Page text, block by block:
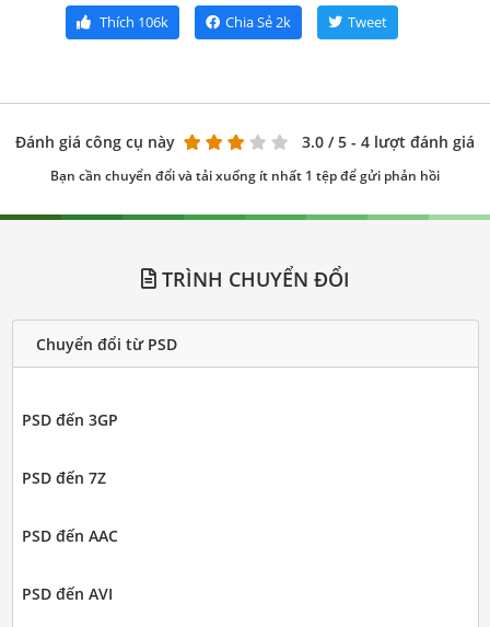
Thích 106k Chia Sẻ2k Tweet
Đánh giá công cụ này 3.0 / 5 - 4 lượt đánh giá
Bạn cần chuyển đổi và tải xuống ít nhất 1 tệp để gửi phản hồi
TRÌNH CHUYỂN ĐỔI
Chuyển đổi từ PSD
PSD đến 3GP
PSD đến 7Z
PSD đến AAC
PSD đến AVI